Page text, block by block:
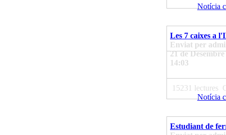
Notícia
Les 7 caixes a
Enviat per
21 de
14:03
15231 lectures
Notícia
Estudiant de